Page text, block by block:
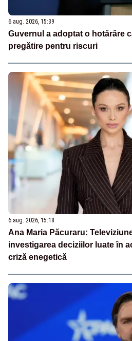
6 aug. 2026, 15:39
Guvernul a adoptat o hotărâre
pregătire pentru riscuri
6 aug. 2026, 15:18
Ana Maria Păcuraru:
investigarea deciziilor luate în
criză enegetică